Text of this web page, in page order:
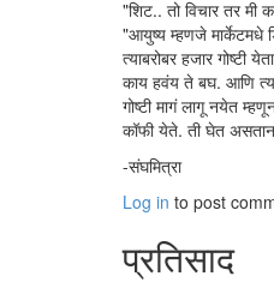
"शिट.. तो विचार तर
"आयुष्य म्हणजे मार्केटमधे
त्याबरोबर हजार गोष्टी
काय हवंय ते बघ. आणि
गोष्टी मागं लागू नयेत
कॉफी येते. ती घेत
-संघमित्रा
Log in to post
प्रतिसाद